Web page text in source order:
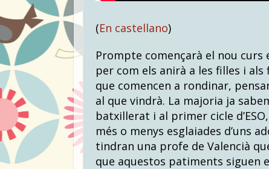
(En castellano)
Prompte començarà el nou
per com els anirà a les filles i
que comencen a rondinar,
al que vindrà. La majoria ja
batxillerat i al primer cicle
més o menys esglaiades d’uns
tindran una profe de Valencià
que aquestos patiments siguen